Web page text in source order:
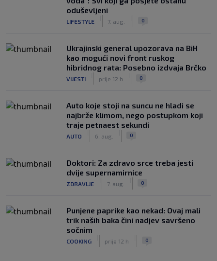
oduševljeni
LIFESTYLE 7. aug. 0
Ukrajinski general upozorava na BiH
kao mogući novi front ruskog
hibridnog rata: Posebno izdvaja Brčko
VIJESTI prije 12 h 0
Auto koje stoji na suncu ne hladi se
najbrže klimom, nego postupkom koji
traje petnaest sekundi
AUTO 6. aug. 0
Doktori: Za zdravo srce treba jesti
dvije supernamirnice
ZDRAVLJE 7. aug. 0
Punjene paprike kao nekad: Ovaj mali
trik naših baka čini nadjev savršeno
sočnim
COOKING prije 12 h 0